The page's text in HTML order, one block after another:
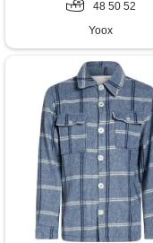
48 50 52
Yoox